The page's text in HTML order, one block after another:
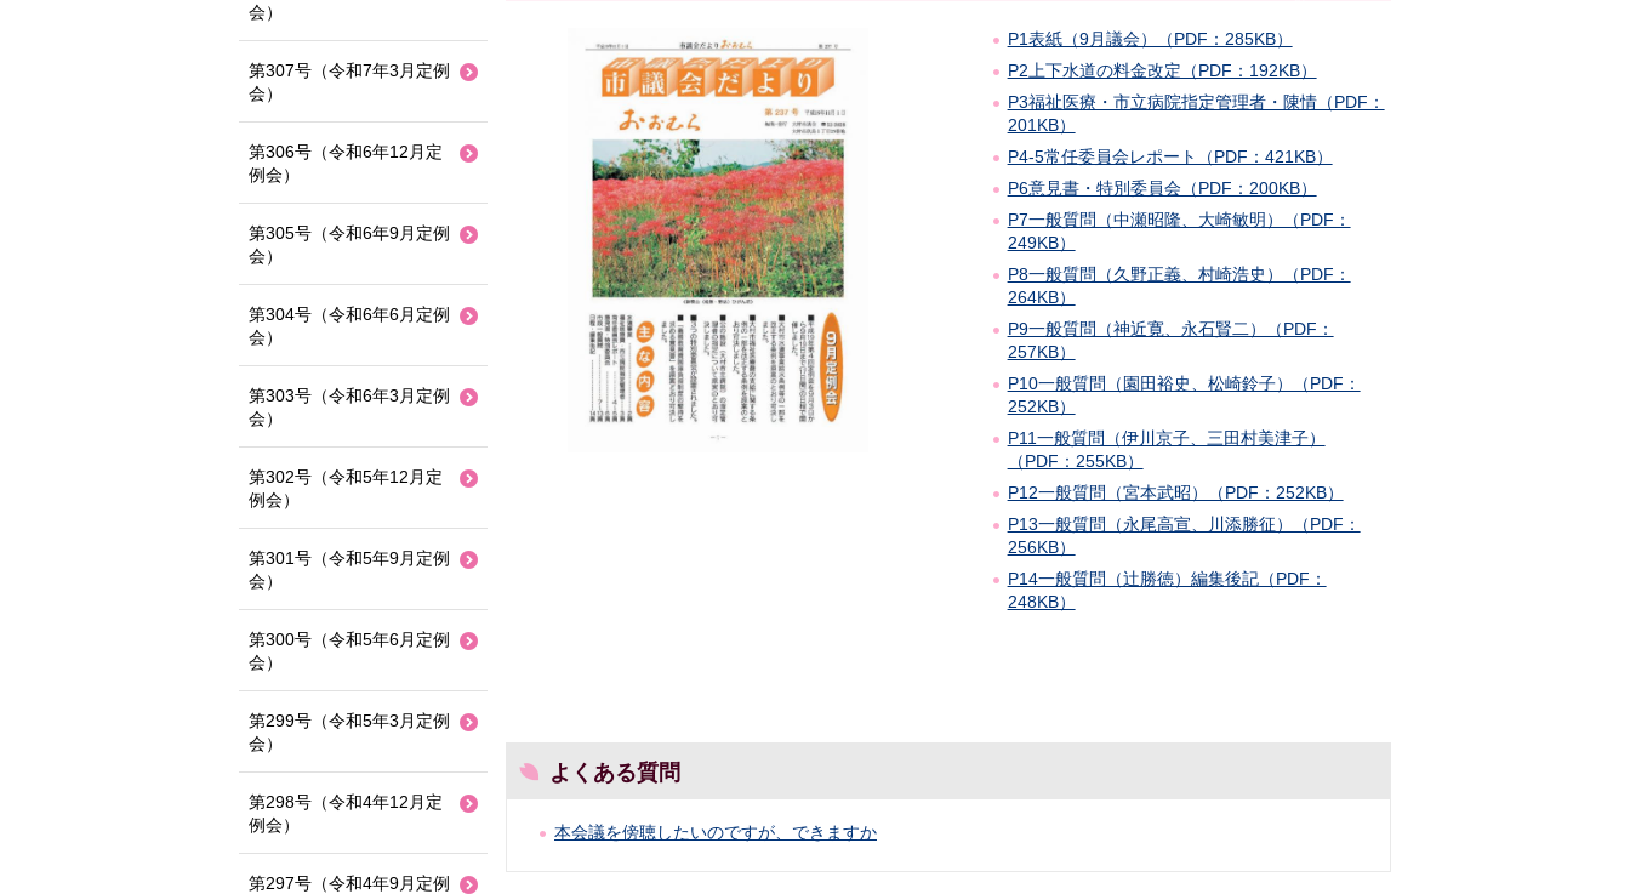
P1表紙（9月議会）（PDF：285KB）
P2上下水道の料金改定（PDF：192KB）
P3福祉医療・市立病院指定管理者・陳情（PDF：
201KB）
P4-5常任委員会レポート（PDF：421KB）
P6意見書・特別委員会（PDF：200KB）
P7一般質問（中瀬昭隆、大崎敏明）（PDF：
249KB）
P8一般質問（久野正義、村崎浩史）（PDF：
264KB）
P9一般質問（神近寛、永石賢二）（PDF：
257KB）
P10一般質問（園田裕史、松崎鈴子）（PDF：
252KB）
P11一般質問（伊川京子、三田村美津子）
（PDF：255KB）
P12一般質問（宮本武昭）（PDF：252KB）
P13一般質問（永尾高宣、川添勝征）（PDF：
256KB）
P14一般質問（辻勝徳）編集後記（PDF：
248KB）
よくある質問
本会議を傍聴したいのですが、できますか
会）
第307号（令和7年3月定例
会）
第306号（令和6年12月定
例会）
第305号（令和6年9月定例
会）
第304号（令和6年6月定例
会）
第303号（令和6年3月定例
会）
第302号（令和5年12月定
例会）
第301号（令和5年9月定例
会）
第300号（令和5年6月定例
会）
第299号（令和5年3月定例
会）
第298号（令和4年12月定
例会）
第297号（令和4年9月定例